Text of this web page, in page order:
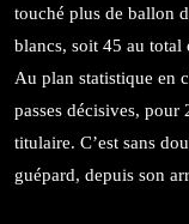
touché plus de ballon
blancs, soit 45 au total
Au plan statistique en
passes décisives, pour
titulaire. C’est sans
guépard, depuis son